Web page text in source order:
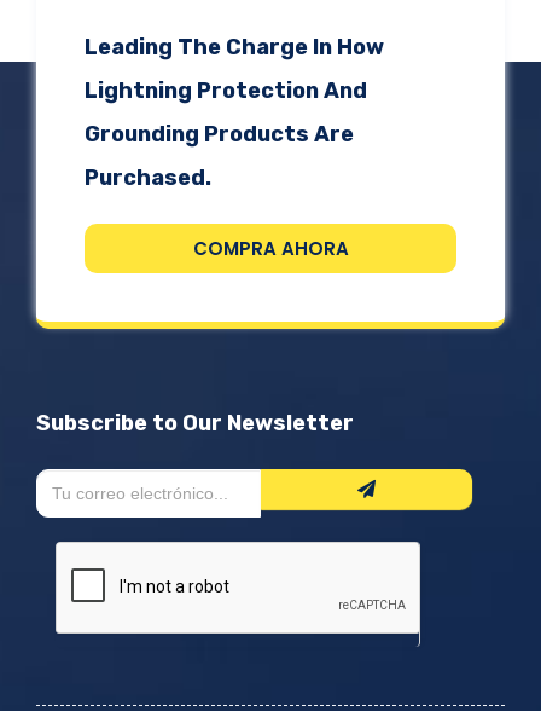
Leading The Charge In How
Lightning Protection And
Grounding Products Are
Purchased.
COMPRA AHORA
Subscribe to Our Newsletter
Formulario
de
boletín
Si
eres